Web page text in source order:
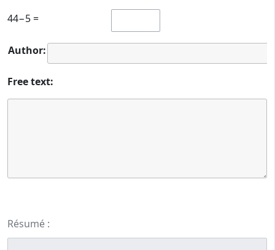
44−5 =
Author:
Free text:
Résumé :